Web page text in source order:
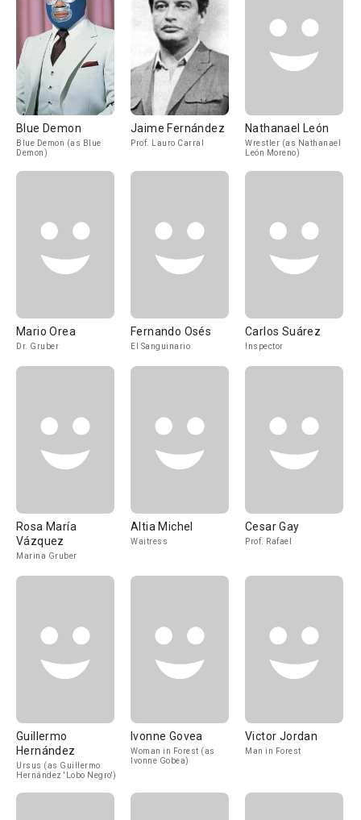
Blue Demon
Blue Demon (as Blue
Demon)
Jaime Fernández
Prof. Lauro Carral
Nathanael León
Wrestler (as Nathanael
León Moreno)
Mario Orea
Dr. Gruber
Fernando Osés
El Sanguinario
Carlos Suárez
Inspector
Rosa María
Vázquez
Marina Gruber
Altia Michel
Waitress
Cesar Gay
Prof. Rafael
Guillermo
Hernández
Ursus (as Guillermo
Hernández 'Lobo Negro')
Ivonne Govea
Woman in Forest (as
Ivonne Gobea)
Victor Jordan
Man in Forest